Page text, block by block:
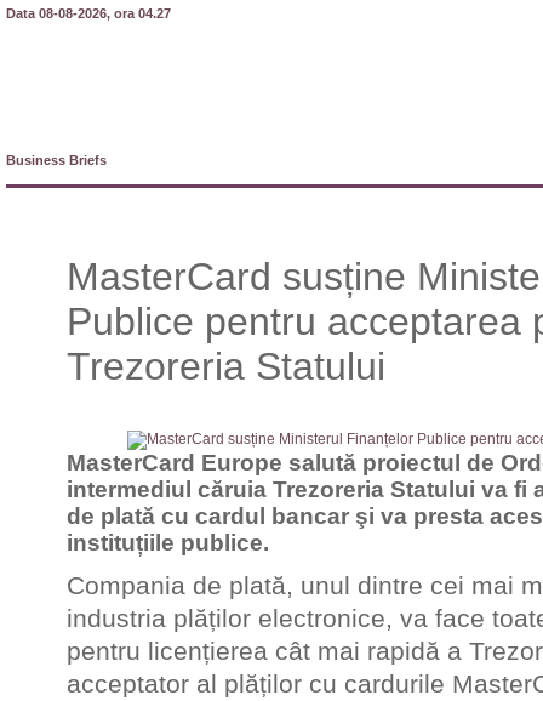
Data 08-08-2026, ora 04.27
Business Briefs
MasterCard susține
Publice pentru acceptarea
Trezoreria Statului
MasterCard Europe salută proiectul de
intermediul căruia Trezoreria Statului va fi
de plată cu cardul bancar şi va presta
instituțiile publice.
Compania de plată, unul dintre cei mai
industria plăților electronice, va face
pentru licențierea cât mai rapidă a
acceptator al plăților cu cardurile